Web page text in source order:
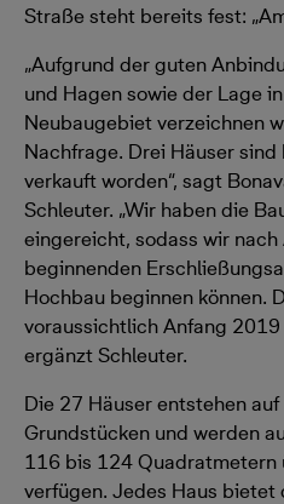
Straße steht bereits fest:
„Aufgrund der guten
und Hagen sowie der Lage
Neubaugebiet verzeichnen
Nachfrage. Drei Häuser
verkauft worden“, sagt
Schleuter. „Wir haben die
eingereicht, sodass wir
beginnenden
Hochbau beginnen können.
voraussichtlich Anfang 2019
ergänzt Schleuter.
Die 27 Häuser entstehen
Grundstücken und werden
116 bis 124 Quadratmetern
verfügen. Jedes Haus